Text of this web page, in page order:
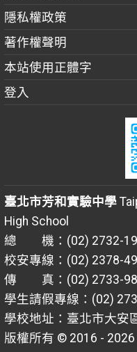
隱私權政策
著作權聲明
本站使用正體字
登入
臺北市芳和實驗中學
High School
總 機：(02) 2732-
校安專線：(02) 2378-
傳 真：(02) 2733-
學生請假專線：(02)
學校地址：臺北市大安
版權所有 © 2016 - 2026